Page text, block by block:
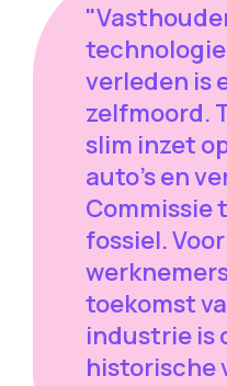
verleden is
zelfmoord.
slim inzet
auto's en
Commissie
fossiel.
toekomst
industrie is
historische